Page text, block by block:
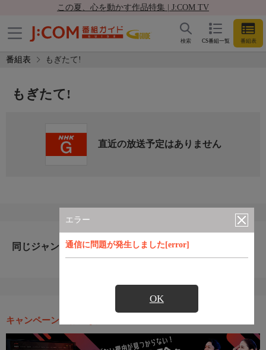
この夏、心を動かす作品特集 | J:COM TV
CS番組一覧 番組表
検索
番組表 もぎたて!
エラー
通信に問題が発生しました[error]
OK
もぎたて!
直近の放送予定はありません
同じジャンルのおすすめ番組
キャンペーン・お得な情報